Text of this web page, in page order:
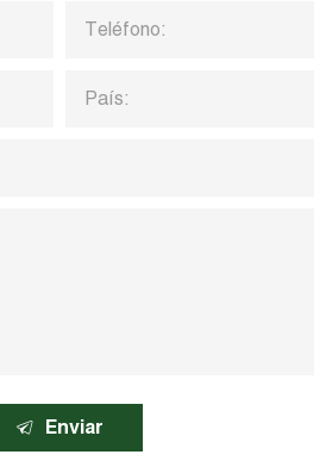
Enviar